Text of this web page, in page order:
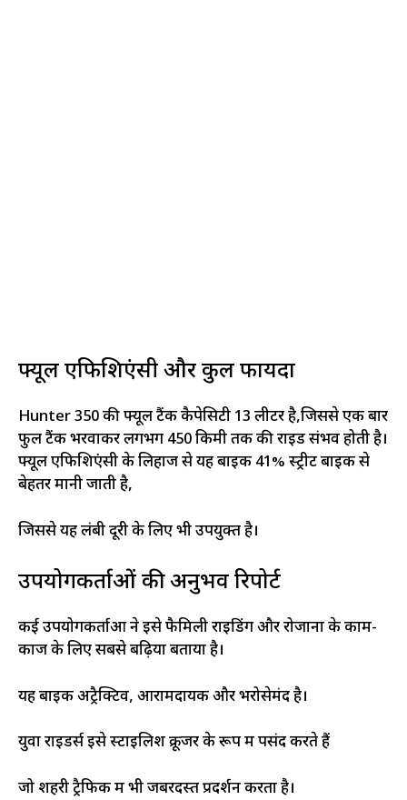
फ्यूल एफिशिएंसी और कुल फायदा
Hunter 350 की फ्यूल टैंक कैपेसिटी 13 लीटर है,जिससे एक बार
फुल टैंक भरवाकर लगभग 450 किमी तक की राइड संभव होती है।
फ्यूल एफिशिएंसी के लिहाज से यह बाइक 41% स्ट्रीट बाइक से
बेहतर मानी जाती है,
जिससे यह लंबी दूरी के लिए भी उपयुक्त है।
उपयोगकर्ताओं की अनुभव रिपोर्ट
कई उपयोगकर्ताओं ने इसे फैमिली राइडिंग और रोजाना के काम-
काज के लिए सबसे बढ़िया बताया है।
यह बाइक अट्रैक्टिव, आरामदायक और भरोसेमंद है।
युवा राइडर्स इसे स्टाइलिश क्रूजर के रूप में पसंद करते हैं
जो शहरी ट्रैफिक में भी जबरदस्त प्रदर्शन करता है।